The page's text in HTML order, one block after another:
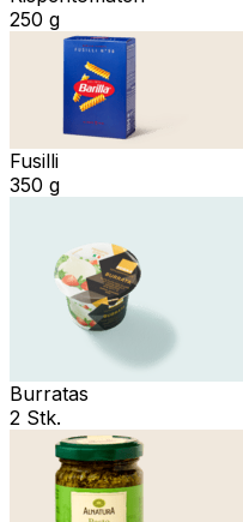
250 g
Fusilli
350 g
Burratas
2 Stk.